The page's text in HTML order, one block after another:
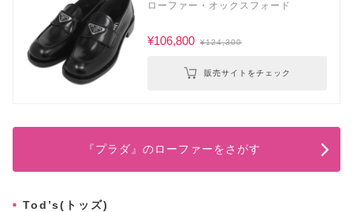
ローファー・オックスフォード
¥106,800 ¥124,300
販売サイトをチェック
『プラダ』のローファーをさがす
Tod’s(トッズ)